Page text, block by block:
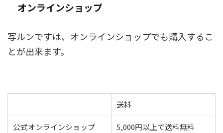
オンラインショップ
写ルンですは、オンラインショップでも購入するこ
とが出来ます。
送料
公式オンラインショップ 5,000円以上で送料無料